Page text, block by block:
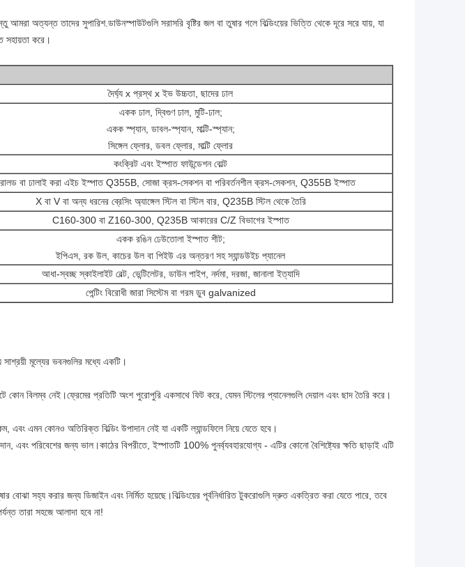
অত্যন্ত তাদের সুপারিশ.ডাউনস্পাউটগুলি সরাসরি বৃষ্টির জল বা তুষার গলে বিল্ডিংয়ের ভিত্তি থেকে দূরে সরে যায়, যা
সহায়তা করে।
দৈর্ঘ্য x প্রস্থ x ইভ উচ্চতা, ছাদের ঢাল
একক ঢাল, দ্বিগুণ ঢাল, মুটি-ঢাল;
একক স্প্যান, ডাবল-স্প্যান, মাল্টি-স্প্যান;
সিঙ্গেল ফ্লোর, ডবল ফ্লোর, মাল্টি ফ্লোর
কংক্রিট এবং ইস্পাত ফাউন্ডেশন বোল্ট
বা ঢালাই করা এইচ ইস্পাত Q355B, সোজা ক্রস-সেকশন বা পরিবর্তনশীল ক্রস-সেকশন, Q355B ইস্পাত
X বা V বা অন্য ধরনের ব্রেসিং অ্যাঙ্গেল স্টিল বা স্টিল বার, Q235B স্টিল থেকে তৈরি
C160-300 বা Z160-300, Q235B আকারের C/Z বিভাগের ইস্পাত
একক রঙিন ঢেউতোলা ইস্পাত শীট;
ইপিএস, রক উল, কাচের উল বা পিইউ এর অন্তরণ সহ স্যান্ডউইচ প্যানেল
আধা-স্বচ্ছ স্কাইলাইট বেল্ট, ভেন্টিলেটর, ডাউন পাইপ, নর্দমা, দরজা, জানালা ইত্যাদি
পেন্টিং বিরোধী জারা সিস্টেম বা গরম ডুব galvanized
সাশ্রয়ী মূল্যের ভবনগুলির মধ্যে একটি।
কোন বিলম্ব নেই।ফ্রেমের প্রতিটি অংশ পুরোপুরি একসাথে ফিট করে, যেমন স্টিলের প্যানেলগুলি দেয়াল এবং ছাদ তৈরি করে।
এবং এমন কোনও অতিরিক্ত বিল্ডিং উপাদান নেই যা একটি ল্যান্ডফিলে নিয়ে যেতে হবে।
এবং পরিবেশের জন্য ভাল।কাঠের বিপরীতে, ইস্পাতটি 100% পুনর্ব্যবহারযোগ্য - এটির কোনো বৈশিষ্ট্যের ক্ষতি ছাড়াই এটি
বোঝা সহ্য করার জন্য ডিজাইন এবং নির্মিত হয়েছে।বিল্ডিংয়ের পূর্বনির্ধারিত টুকরোগুলি দ্রুত একত্রিত করা যেতে পারে, তবে
তারা সহজে আলাদা হবে না!